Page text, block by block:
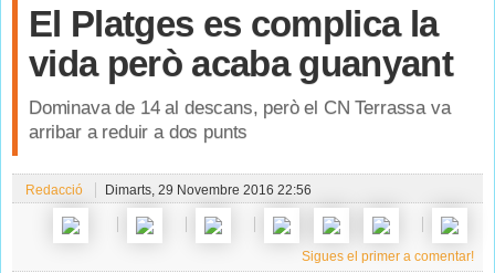
El Platges es complica la
vida però acaba guanyant
Dominava de 14 al descans, però el CN Terrassa va
arribar a reduir a dos punts
Redacció Dimarts, 29 Novembre 2016 22:56
Sigues el primer a comentar!